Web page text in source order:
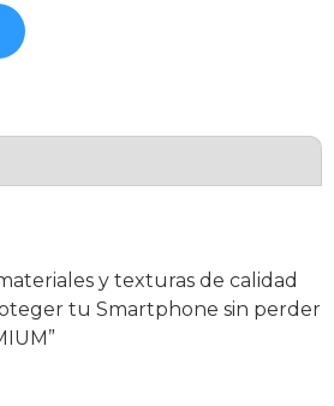
y texturas de calidad
tu Smartphone sin perder